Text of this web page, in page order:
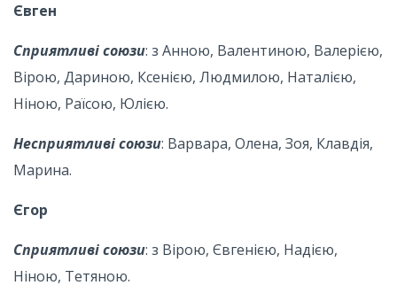
Євген
Сприятливі союзи: з Анною, Валентиною, Валерією,
Вірою, Дариною, Ксенією, Людмилою, Наталією,
Ніною, Раїсою, Юлією.
Несприятливі союзи: Варвара, Олена, Зоя, Клавдія,
Марина.
Єгор
Сприятливі союзи: з Вірою, Євгенією, Надією,
Ніною, Тетяною.